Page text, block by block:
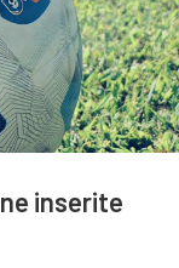
inserite